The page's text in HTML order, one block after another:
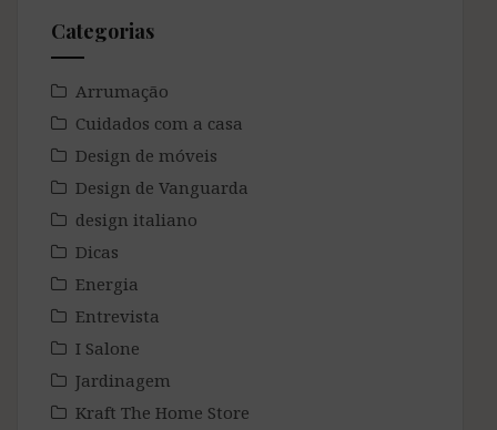
Categorias
Arrumação
Cuidados com a casa
Design de móveis
Design de Vanguarda
design italiano
Dicas
Energia
Entrevista
I Salone
Jardinagem
Kraft The Home Store